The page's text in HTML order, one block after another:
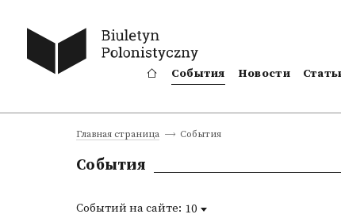
События Новости
Главная страница События
События
Событий на сайте: 10